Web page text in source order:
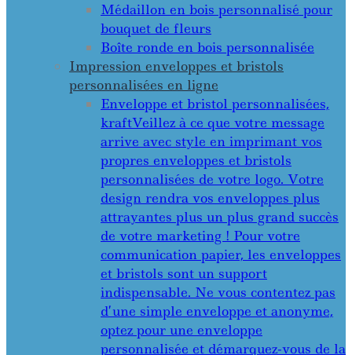
Médaillon en bois personnalisé pour
bouquet de fleurs
Boîte ronde en bois personnalisée
Impression enveloppes et bristols
personnalisées en ligne
Enveloppe et bristol personnalisées,
kraftVeillez à ce que votre message
arrive avec style en imprimant vos
propres enveloppes et bristols
personnalisées de votre logo. Votre
design rendra vos enveloppes plus
attrayantes plus un plus grand succès
de votre marketing ! Pour votre
communication papier, les enveloppes
et bristols sont un support
indispensable. Ne vous contentez pas
d’une simple enveloppe et anonyme,
optez pour une enveloppe
personnalisée et démarquez-vous de la